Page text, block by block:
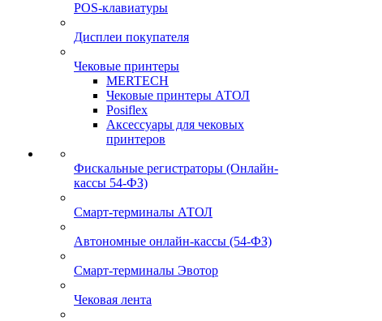
POS-клавиатуры
Дисплеи покупателя
Чековые принтеры
MERTECH
Чековые принтеры АТОЛ
Posiflex
Аксессуары для чековых
принтеров
Фискальные регистраторы (Онлайн-
кассы 54-ФЗ)
Смарт-терминалы АТОЛ
Автономные онлайн-кассы (54-ФЗ)
Смарт-терминалы Эвотор
Чековая лента